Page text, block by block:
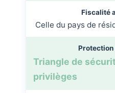
Fiscalité
Celle du pays de
Protection
Triangle de
privilèges